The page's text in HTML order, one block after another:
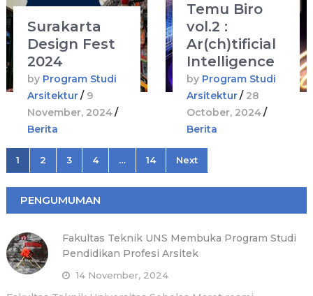
Surakarta
Design Fest
2024
by Program Studi
Arsitektur/ 9
November, 2024/
Berita
Temu Biro
vol.2 :
Ar(ch)tificial
Intelligence
by Program Studi
Arsitektur/ 28
October, 2024/
Berita
Posts
pagination
1 2 3 4 … 14 Next
PENGUMUMAN
Fakultas Teknik UNS Membuka Program Studi
Pendidikan Profesi Arsitek
14 November, 2024